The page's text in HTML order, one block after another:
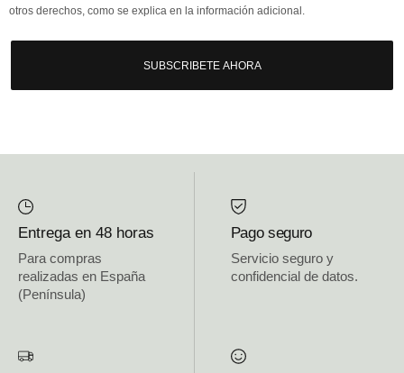
otros derechos, como se explica en la información adicional.
SUBSCRIBETE AHORA
Entrega en 48 horas
Para compras
realizadas en España
(Península)
Pago seguro
Servicio seguro y
confidencial de datos.